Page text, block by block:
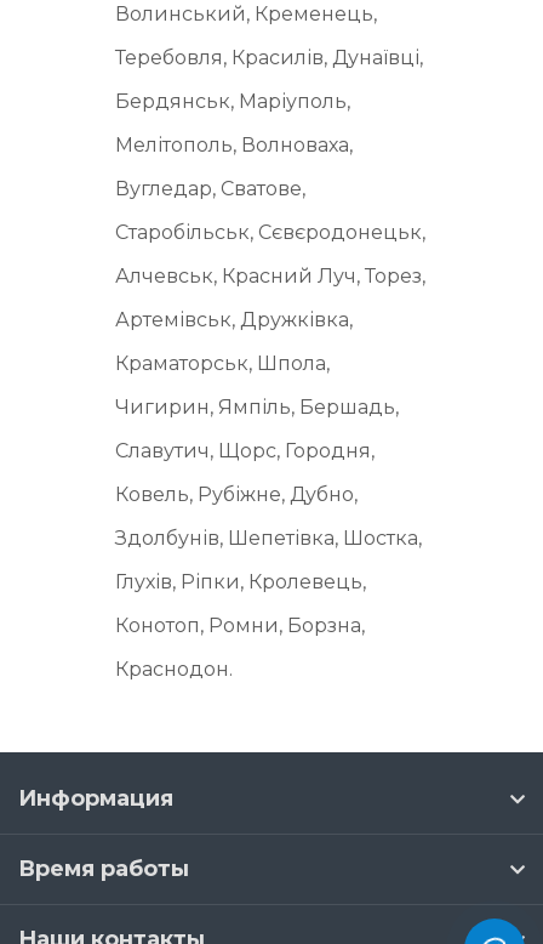
Волинський, Кременець,
Теребовля, Красилів, Дунаївці,
Бердянськ, Маріуполь,
Мелітополь, Волноваха,
Вугледар, Сватове,
Старобільськ, Сєвєродонецьк,
Алчевськ, Красний Луч, Торез,
Артемівськ, Дружківка,
Краматорськ, Шпола,
Чигирин, Ямпіль, Бершадь,
Славутич, Щорс, Городня,
Ковель, Рубіжне, Дубно,
Здолбунів, Шепетівка, Шостка,
Глухів, Ріпки, Кролевець,
Конотоп, Ромни, Борзна,
Краснодон.
Информация
Время работы